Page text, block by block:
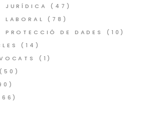
JURÍDICA
(47)
LABORAL
(78)
PROTECCIÓ DE DADES
(10)
(14)
(1)
(50)